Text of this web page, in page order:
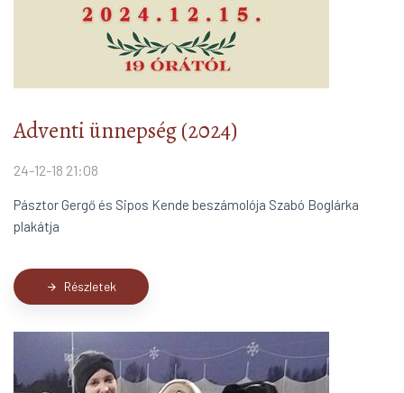
Adventi ünnepség (2024)
24-12-18 21:08
Pásztor Gergő és Sipos Kende beszámolója Szabó Boglárka
plakátja
arrow_forward Részletek